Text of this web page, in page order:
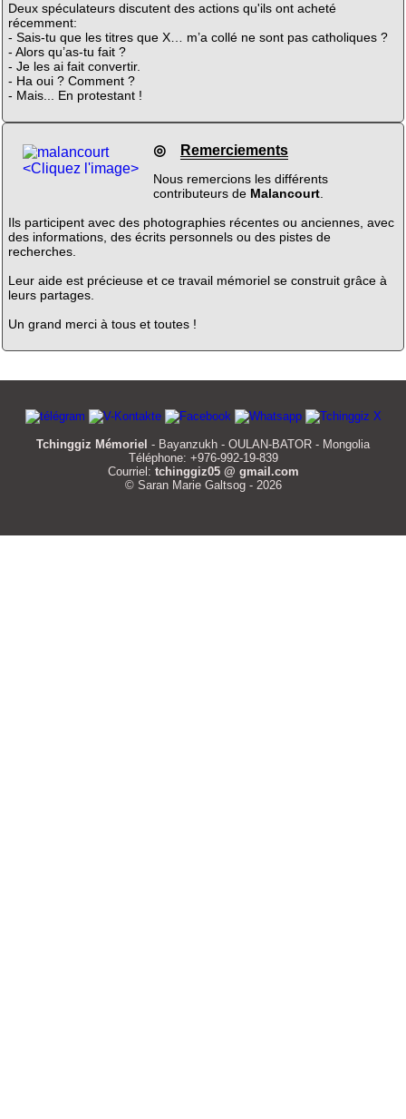
Deux spéculateurs discutent des actions qu'ils ont acheté
récemment:
- Sais-tu que les titres que X… m’a collé ne sont pas catholiques ?
- Alors qu’as-tu fait ?
- Je les ai fait convertir.
- Ha oui ? Comment ?
- Mais... En protestant !
<Cliquez l'image>
◎ Remerciements
Nous remercions les différents
contributeurs de Malancourt.
Ils participent avec des photographies récentes ou anciennes, avec
des informations, des écrits personnels ou des pistes de
recherches.
Leur aide est précieuse et ce travail mémoriel se construit grâce à
leurs partages.
Un grand merci à tous et toutes !
Tchinggiz Mémoriel - Bayanzukh - OULAN-BATOR - Mongolia
Téléphone: +976-992-19-839
Courriel: tchinggiz05 @ gmail.com
© Saran Marie Galtsog - 2026